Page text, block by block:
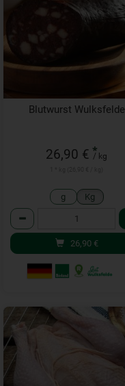
Blutwurst Wulksfelde
26,90 € *
/ kg
g Kg
Anzahl
26,90 €